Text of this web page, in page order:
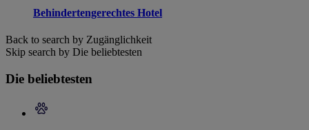
Behindertengerechtes Hotel
Back to search by Zugänglichkeit
Skip search by Die beliebtesten
Die beliebtesten